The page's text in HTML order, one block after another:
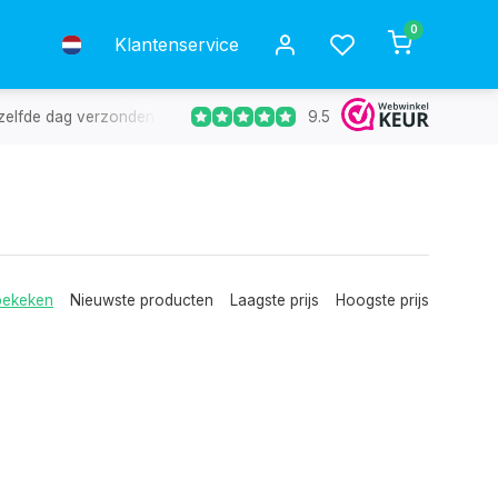
Klantenservice
0
en in 98% van de gevallen de volgende dag in huis.
9.5
Nieuwste producten Laagste prijs Hoogste prijs